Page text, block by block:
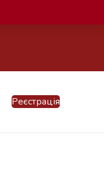
Реєстрація